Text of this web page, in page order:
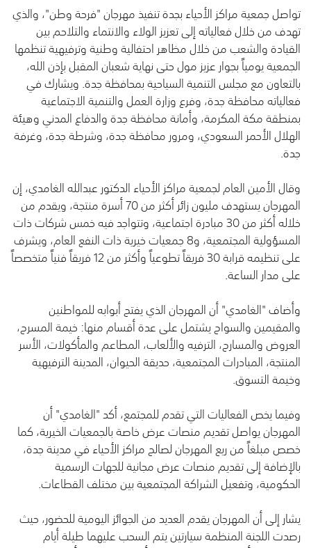
تواصل جمعية مراكز الأحياء بجدة تنفيذ مهرجان "فرحة وطن"، والذي
تهدف من خلال فعالياته إلى تعزيز الولاء والانتماء والتلاحم بين
القيادة والشعب من خلال مظاهر احتفالية وطنية وترفيهية تنظمها
الجمعية يومياً بجوار عزيز مول حتى نهاية شعبان المقبل بإذن الله،
بالتعاون مع مجلس التنمية السياحية بمحافظة جدة. ويشارك في
فعالياته محافظة جدة، وفرع وزارة العمل والتنمية الاجتماعية
بمنطقة مكة المكرمة، وأمانة محافظة جدة والدفاع المدني وهيئة
الهلال الأحمر السعودي، ومرور محافظة جدة، وشرطة جدة، وغرفة
جدة.
وقال الأمين العام لجمعية مراكز الأحياء الدكتور عبدالله الغامدي، إن
المهرجان يستهدف مليون زائر أكثر من 70 أسرة منتجة، ويقدم من
خلاله أكثر من 30 مبادرة اجتماعية، وتتواجد فيه خمس شركات ذات
المسؤولية المجتمعية، و8 جمعيات خيرية ذات النفع العام، ويشرف
على تنظيمه قرابة 30 فريقاً تطوعياً وأكثر من 12 فريقاً فنياً متخصصاً
على مدار الساعة.
وأضاف "الغامدي" أن المهرجان الذي يفتح أبوابه للمواطنين
والمقيمين والسواح يشتمل على عدة أقسام منها: خيمة المسرح،
العروض والمسارح، الترفيه والألعاب، المطاعم والمأكولات، الأسر
المنتجة، المبادرات المجتمعية، حديقة الحيوان، المدينة الترفيهية
وخيمة التسوق.
وفيما يخص الفعاليات التي تقدم للمجتمع، أكد "الغامدي" أن
المهرجان يواصل تقديم منصات عرض خاصة بالجمعيات الخيرية، كما
خصص مبلغاً من ريع المهرجان لصالح مراكز الأحياء في مدينة جدة،
بالإضافة إلى تقديم منصات عرض مجانية للجهات الرسمية
الحكومية، وتفعيل الشراكة المجتمعية بين مختلف القطاعات.
يشار إلى أن المهرجان يقدم العديد من الجوائز اليومية للحضور، حيث
رصدت اللجنة المنظمة سيارتين يتم السحب عليهما طيلة أيام